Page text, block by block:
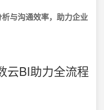
与沟通效率，助力企业
BI助力全流程